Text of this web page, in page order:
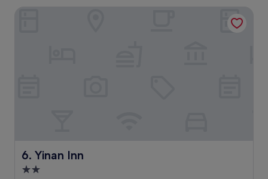
6. Yinan Inn
Yinan Inn
2.0-